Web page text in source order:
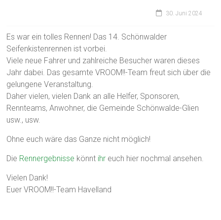
30. Juni 2024
Es war ein tolles Rennen! Das 14. Schönwalder
Seifenkistenrennen ist vorbei.
Viele neue Fahrer und zahlreiche Besucher waren dieses
Jahr dabei. Das gesamte VROOM!!-Team freut sich über die
gelungene Veranstaltung.
Daher vielen, vielen Dank an alle Helfer, Sponsoren,
Rennteams, Anwohner, die Gemeinde Schönwalde-Glien
usw., usw.
Ohne euch wäre das Ganze nicht möglich!
Die Rennergebnisse könnt ihr euch hier nochmal ansehen.
Vielen Dank!
Euer VROOM!!-Team Havelland